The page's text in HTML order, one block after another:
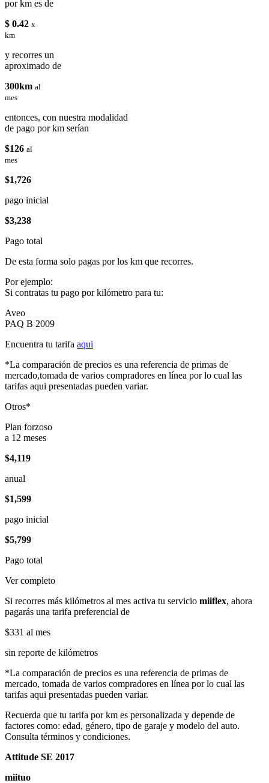
por km es de
$ 0.42 x
km
y recorres un
aproximado de
300km al
mes
entonces, con nuestra modalidad
de pago por km serían
$126 al
mes
$1,726
pago inicial
$3,238
Pago total
De esta forma solo pagas por los km que recorres.
Por ejemplo:
Si contratas tu pago por kilómetro para tu:
Aveo
PAQ B 2009
Encuentra tu tarifa aqui
*La comparación de precios es una referencia de primas de
mercado,tomada de varios compradores en línea por lo cual las
tarifas aqui presentadas pueden variar.
Otros*
Plan forzoso
a 12 meses
$4,119
anual
$1,599
pago inicial
$5,799
Pago total
Ver completo
Si recorres más kilómetros al mes activa tu servicio miiflex, ahora
pagarás una tarifa preferencial de
$331 al mes
sin reporte de kilómetros
*La comparación de precios es una referencia de primas de
mercado, tomada de varios compradores en línea por lo cual las
tarifas aqui presentadas pueden variar.
Recuerda que tu tarifa por km es personalizada y depende de
factores como: edad, género, tipo de garaje y modelo del auto.
Consulta términos y condiciones.
Attitude SE 2017
miituo